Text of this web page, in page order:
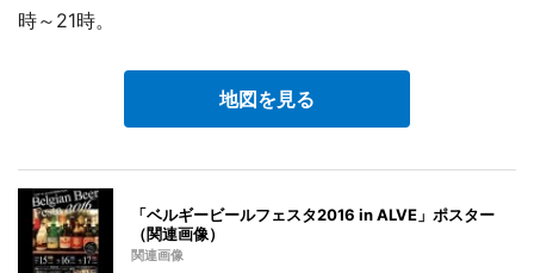
時～21時。
地図を見る
「ベルギービールフェスタ2016 in ALVE」ポスター
（関連画像）
関連画像